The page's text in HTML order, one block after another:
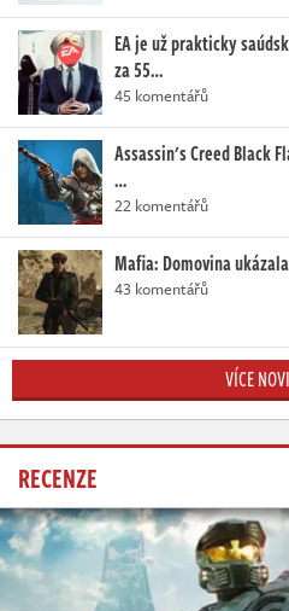
EA je už prakticky
za 55…
45 komentářů
Assassin's Creed Black
…
22 komentářů
Mafia: Domovina
43 komentářů
VÍCE
RECENZE